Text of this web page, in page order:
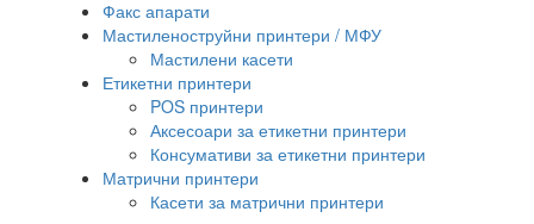
Факс апарати
Мастиленоструйни принтери / МФУ
Мастилени касети
Етикетни принтери
POS принтери
Аксесоари за етикетни принтери
Консумативи за етикетни принтери
Матрични принтери
Касети за матрични принтери